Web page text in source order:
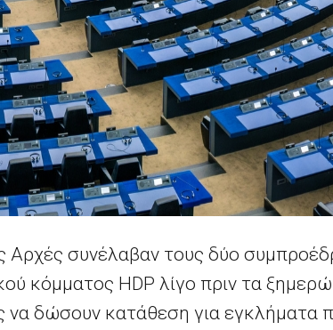
Αρχές συνέλαβαν τους δύο
κόμματος HDP λίγο πριν τα
να δώσουν κατάθεση για εγκλήματα